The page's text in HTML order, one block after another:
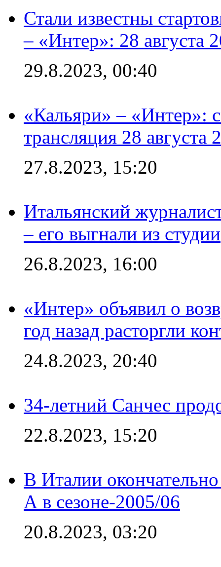
Стали известны
– «Интер»: 28 августа
29.8.2023, 00:40
«Кальяри» – «Интер»:
трансляция 28 августа
27.8.2023, 15:20
Итальянский
– его выгнали из студии
26.8.2023, 16:00
«Интер» объявил о
год назад расторгли
24.8.2023, 20:40
34-летний Санчес
22.8.2023, 15:20
В Италии
А в сезоне-2005/06
20.8.2023, 03:20